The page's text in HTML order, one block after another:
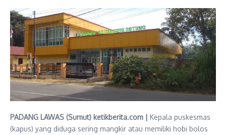
PADANG LAWAS (Sumut) ketikberita.com | Kepala puskesmas
(kapus) yang diduga sering mangkir atau memiliki hobi bolos